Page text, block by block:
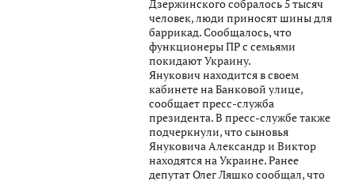
Дзержинского собралось 5 тысяч
человек, люди приносят шины для
баррикад. Сообщалось, что
функционеры ПР с семьями
покидают Украину.
Янукович находится в своем
кабинете на Банковой улице,
сообщает пресс-служба
президента. В пресс-службе также
подчеркнули, что сыновья
Януковича Александр и Виктор
находятся на Украине. Ранее
депутат Олег Ляшко сообщал, что